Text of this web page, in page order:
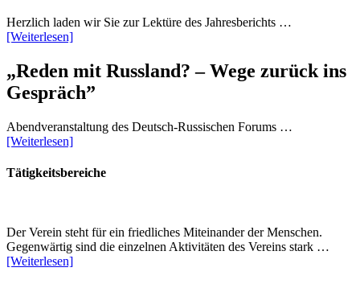
Herzlich laden wir Sie zur Lektüre des Jahresberichts …
[Weiterlesen]
„Reden mit Russland? – Wege zurück ins
Gespräch”
Abendveranstaltung des Deutsch-Russischen Forums …
[Weiterlesen]
Tätigkeitsbereiche
Der Verein steht für ein friedliches Miteinander der Menschen.
Gegenwärtig sind die einzelnen Aktivitäten des Vereins stark …
[Weiterlesen]